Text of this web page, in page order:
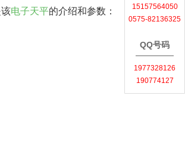
电子天平的介绍和参数：
15157564050
0575-82136325
QQ号码
1977328126
190774127